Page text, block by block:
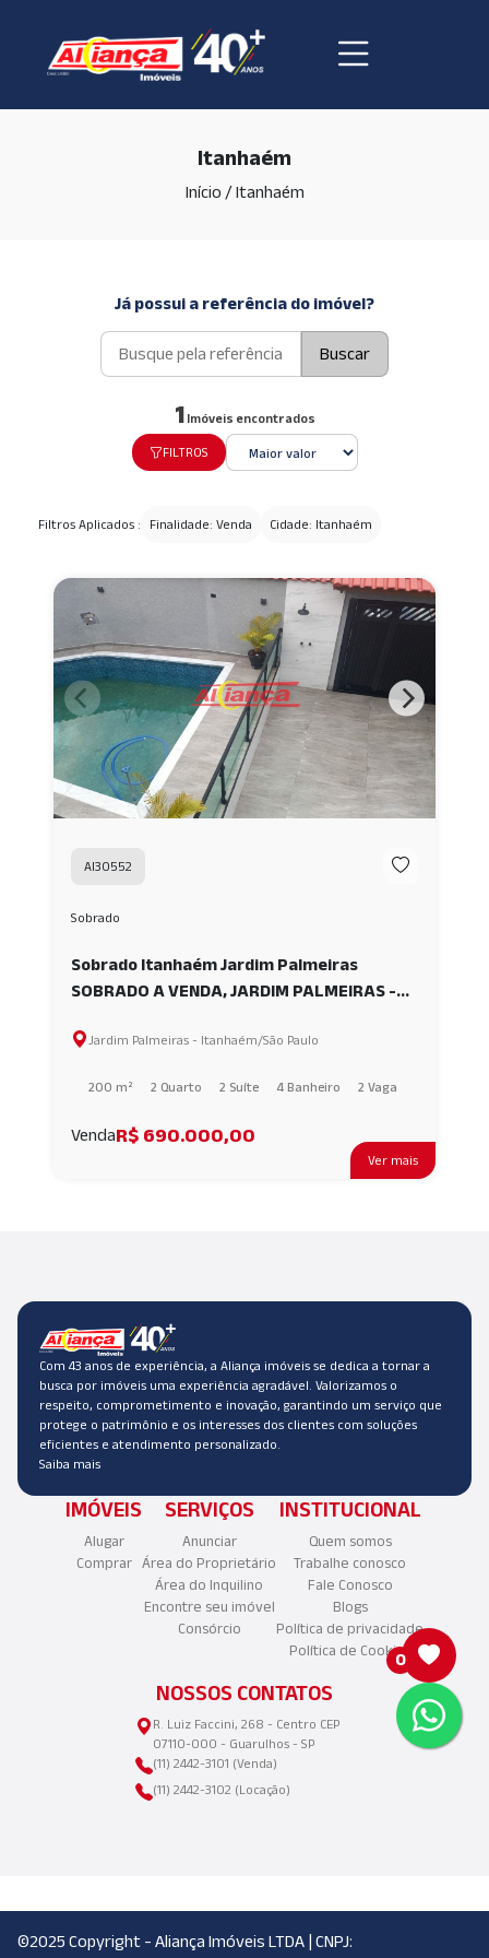
Itanhaém
Início /Itanhaém
Já possui a referência do imóvel?
Buscar
1 Imóveis encontrados
FILTROS
Filtros Aplicados : Finalidade: Venda Cidade: Itanhaém
Ver mais
AI30552
Sobrado
Sobrado Itanhaém Jardim Palmeiras
SOBRADO A VENDA, JARDIM PALMEIRAS -
Jardim Palmeiras - Itanhaém/São Paulo
200 m² 2 Quarto 2 Suíte 4 Banheiro 2 Vaga
VendaR$ 690.000,00
Com 43 anos de experiência, a Aliança imóveis se dedica a tornar a
busca por imóveis uma experiência agradável. Valorizamos o
respeito, comprometimento e inovação, garantindo um serviço que
protege o patrimônio e os interesses dos clientes com soluções
eficientes e atendimento personalizado.
Saiba mais
IMÓVEIS
Alugar
Comprar
SERVIÇOS
Anunciar
Área do Proprietário
Área do Inquilino
Encontre seu imóvel
Consórcio
INSTITUCIONAL
Quem somos
Trabalhe conosco
Fale Conosco
Blogs
Política de privacidade
Política de Cookies
NOSSOS CONTATOS
R. Luiz Faccini, 268 - Centro CEP
07110-000 - Guarulhos - SP
(11) 2442-3101 (Venda)
(11) 2442-3102 (Locação)
©2025 Copyright - Aliança Imóveis LTDA | CNPJ:
0